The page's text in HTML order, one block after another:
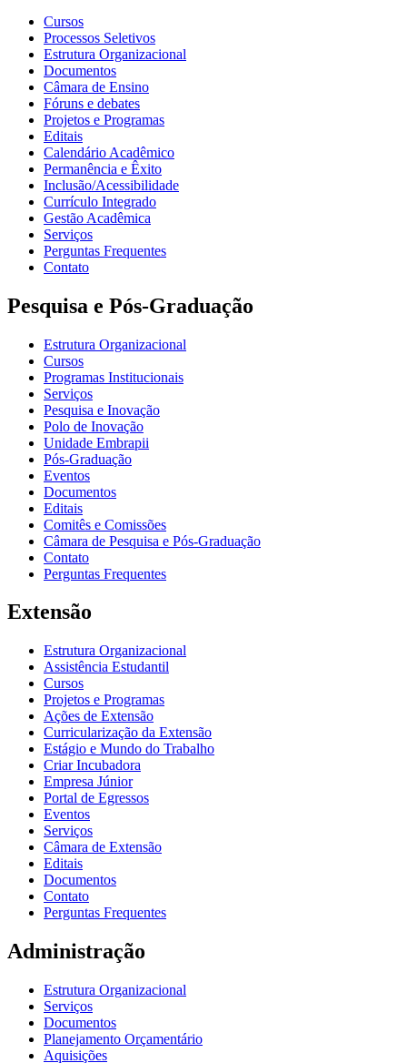
Cursos
Processos Seletivos
Estrutura Organizacional
Documentos
Câmara de Ensino
Fóruns e debates
Projetos e Programas
Editais
Calendário Acadêmico
Permanência e Êxito
Inclusão/Acessibilidade
Currículo Integrado
Gestão Acadêmica
Serviços
Perguntas Frequentes
Contato
Pesquisa e Pós-Graduação
Estrutura Organizacional
Cursos
Programas Institucionais
Serviços
Pesquisa e Inovação
Polo de Inovação
Unidade Embrapii
Pós-Graduação
Eventos
Documentos
Editais
Comitês e Comissões
Câmara de Pesquisa e Pós-Graduação
Contato
Perguntas Frequentes
Extensão
Estrutura Organizacional
Assistência Estudantil
Cursos
Projetos e Programas
Ações de Extensão
Curricularização da Extensão
Estágio e Mundo do Trabalho
Criar Incubadora
Empresa Júnior
Portal de Egressos
Eventos
Serviços
Câmara de Extensão
Editais
Documentos
Contato
Perguntas Frequentes
Administração
Estrutura Organizacional
Serviços
Documentos
Planejamento Orçamentário
Aquisições